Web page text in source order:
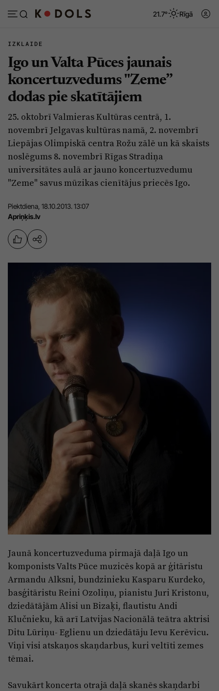
21.7° Rīgā
Abonēt Pieslēgties
Ziņas
Politika
Pašvaldības
Izglītība
Veselība
Vide
Sports
Drošība
Tēmas
Viedokļi
Dzīve un ticība
Ekonomika
Krimināli
Pierīga
Zivju fonds
Zaļā nākotne
Iedvesmai nav vecuma
Par laikrakstu
Sludinājumi
IZKLAIDE
Igo un Valta Pūces jaunais
koncertuzvedums "Zeme”
dodas pie skatītājiem
25. oktobrī Valmieras Kultūras centrā, 1.
novembrī Jelgavas kultūras namā, 2. novembrī
Liepājas Olimpiskā centra Rožu zālē un kā skaists
noslēgums 8. novembrī Rīgas Stradiņa
universitātes aulā ar jauno koncertuzvedumu
"Zeme" savus mūzikas cienītājus priecēs Igo.
Piektdiena, 18.10.2013. 13:07
Apriņķis.lv
Jaunā koncertuzveduma pirmajā daļā Igo un
komponists Valts Pūce muzicēs kopā ar ģitāristu
Armandu Alksni, bundzinieku Kasparu Kurdeko,
basģitāristu Reini Ozoliņu, pianistu Juri Kristonu,
dziedātājām Alisi un Bizaķi, flautistu Andi
Klučnieku, kā arī Latvijas Nacionālā teātra aktrisi
Ditu Lūriņu- Eglienu un dziedātāju Ievu Kerēvicu.
Viņi visi atskaņos skaņdarbus, kuri veltīti zemes
tēmai.
Savukārt koncerta otrajā daļā skanēs skaņdarbi